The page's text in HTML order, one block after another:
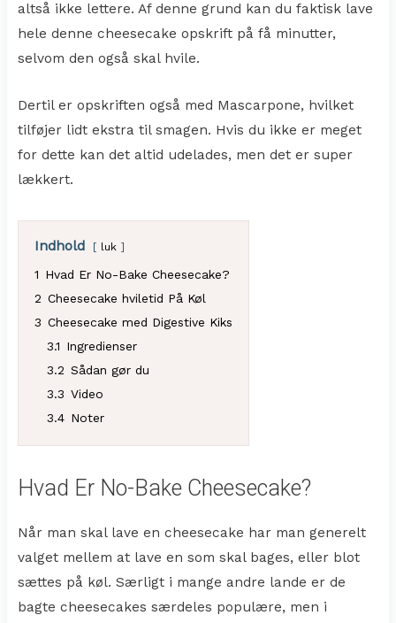
altså ikke lettere. Af denne grund kan du faktisk lave
hele denne cheesecake opskrift på få minutter,
selvom den også skal hvile.
Dertil er opskriften også med Mascarpone, hvilket
tilføjer lidt ekstra til smagen. Hvis du ikke er meget
for dette kan det altid udelades, men det er super
lækkert.
Indhold luk
1 Hvad Er No-Bake Cheesecake?
2 Cheesecake hviletid På Køl
3 Cheesecake med Digestive Kiks
3.1 Ingredienser
3.2 Sådan gør du
3.3 Video
3.4 Noter
Hvad Er No-Bake Cheesecake?
Når man skal lave en cheesecake har man generelt
valget mellem at lave en som skal bages, eller blot
sættes på køl. Særligt i mange andre lande er de
bagte cheesecakes særdeles populære, men i